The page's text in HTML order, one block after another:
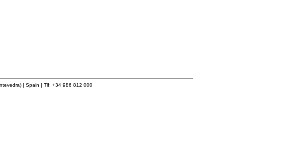
| Spain | Tlf: +34 986 812 000